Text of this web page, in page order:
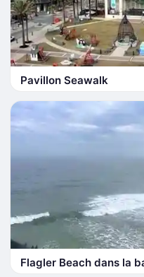
Pavillon Seawalk
Flagler Beach dans la